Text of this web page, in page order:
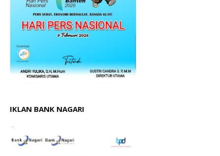
IKLAN BANK NAGARI